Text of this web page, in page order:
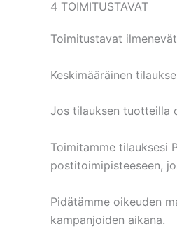
4 TOIMITUSTAVAT
Toimitustavat
Keskimääräinen
Jos tilauksen tuotteilla
Toimitamme tilauksesi
postitoimipisteeseen,
Pidätämme oikeuden
kampanjoiden aikana.